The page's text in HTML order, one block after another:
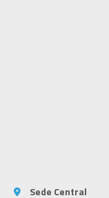
Sede Central